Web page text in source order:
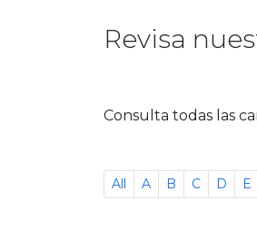
Revisa
Consulta todas las
All A B C D E